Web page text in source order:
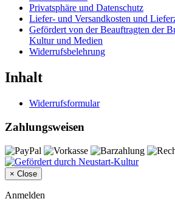
Privatsphäre und Datenschutz
Liefer- und Versandkosten und
Gefördert von der Beauftragten der
Kultur und Medien
Widerrufsbelehrung
Inhalt
Widerrufsformular
Zahlungsweisen
× Close
Anmelden